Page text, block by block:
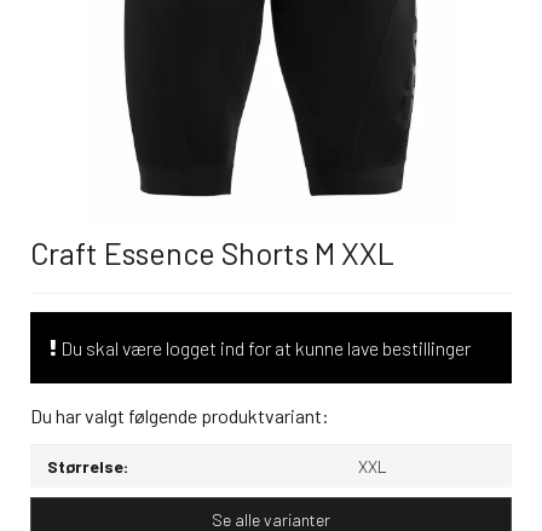
Craft Essence Shorts M XXL
Du skal være logget ind for at kunne lave bestillinger
Du har valgt følgende produktvariant:
Størrelse: XXL
Se alle varianter